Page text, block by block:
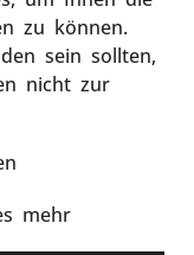
zu können.
sein sollten,
nicht zur
mehr